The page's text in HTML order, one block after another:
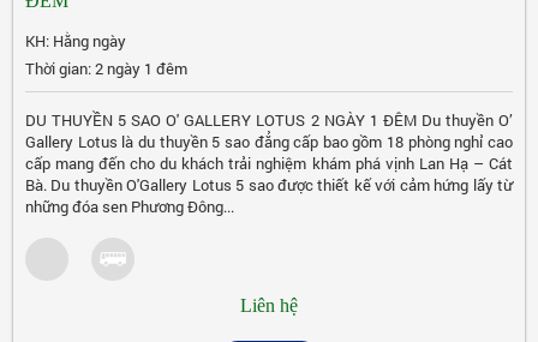
KH: Hằng ngày
Thời gian: 2 ngày 1 đêm
DU THUYỀN 5 SAO O' GALLERY LOTUS 2 NGÀY 1 ĐÊM Du thuyền O’
Gallery Lotus là du thuyền 5 sao đẳng cấp bao gồm 18 phòng nghỉ cao
cấp mang đến cho du khách trải nghiệm khám phá vịnh Lan Hạ – Cát
Bà. Du thuyền O'Gallery Lotus 5 sao được thiết kế với cảm hứng lấy từ
những đóa sen Phương Đông...
Liên hệ